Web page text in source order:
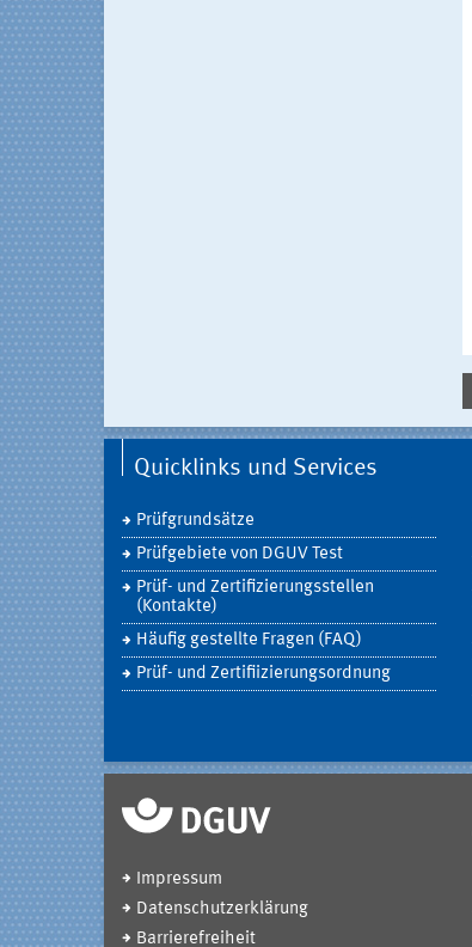
Quicklinks und Services
Prüfgrundsätze
Prüfgebiete von DGUV Test
Prüf- und Zertifizierungsstellen
(Kontakte)
Häufig gestellte Fragen (FAQ)
Prüf- und Zertifiizierungsordnung
Impressum
Datenschutzerklärung
Barrierefreiheit